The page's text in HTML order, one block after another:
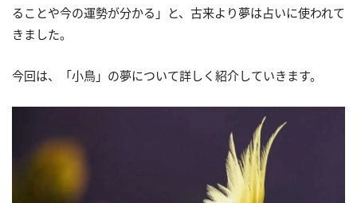
ることや今の運勢が分かる」と、古来より夢は占いに使われて
きました。
今回は、「小鳥」の夢について詳しく紹介していきます。